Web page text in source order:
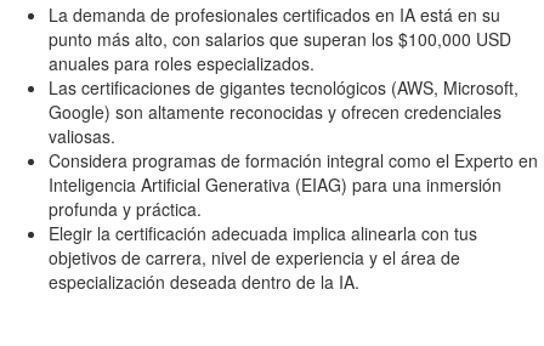
La demanda de profesionales certificados en IA está en su
punto más alto, con salarios que superan los $100,000 USD
anuales para roles especializados.
Las certificaciones de gigantes tecnológicos (AWS, Microsoft,
Google) son altamente reconocidas y ofrecen credenciales
valiosas.
Considera programas de formación integral como el Experto en
Inteligencia Artificial Generativa (EIAG) para una inmersión
profunda y práctica.
Elegir la certificación adecuada implica alinearla con tus
objetivos de carrera, nivel de experiencia y el área de
especialización deseada dentro de la IA.